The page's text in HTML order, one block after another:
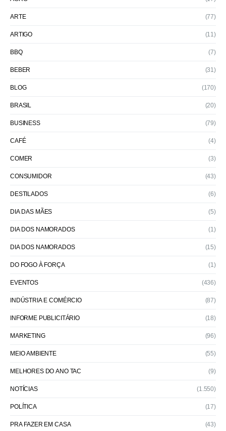
ARTE (77)
ARTIGO (11)
BBQ (7)
BEBER (31)
BLOG (170)
BRASIL (20)
BUSINESS (79)
CAFÉ (4)
COMER (3)
CONSUMIDOR (43)
DESTILADOS (6)
DIA DAS MÃES (5)
DIA DOS NAMORADOS (1)
DIA DOS NAMORADOS (15)
DO FOGO À FORÇA (1)
EVENTOS (436)
INDÚSTRIA E COMÉRCIO (87)
INFORME PUBLICITÁRIO (18)
MARKETING (96)
MEIO AMBIENTE (55)
MELHORES DO ANO TAC (9)
NOTÍCIAS (1.550)
POLÍTICA (17)
PRA FAZER EM CASA (43)